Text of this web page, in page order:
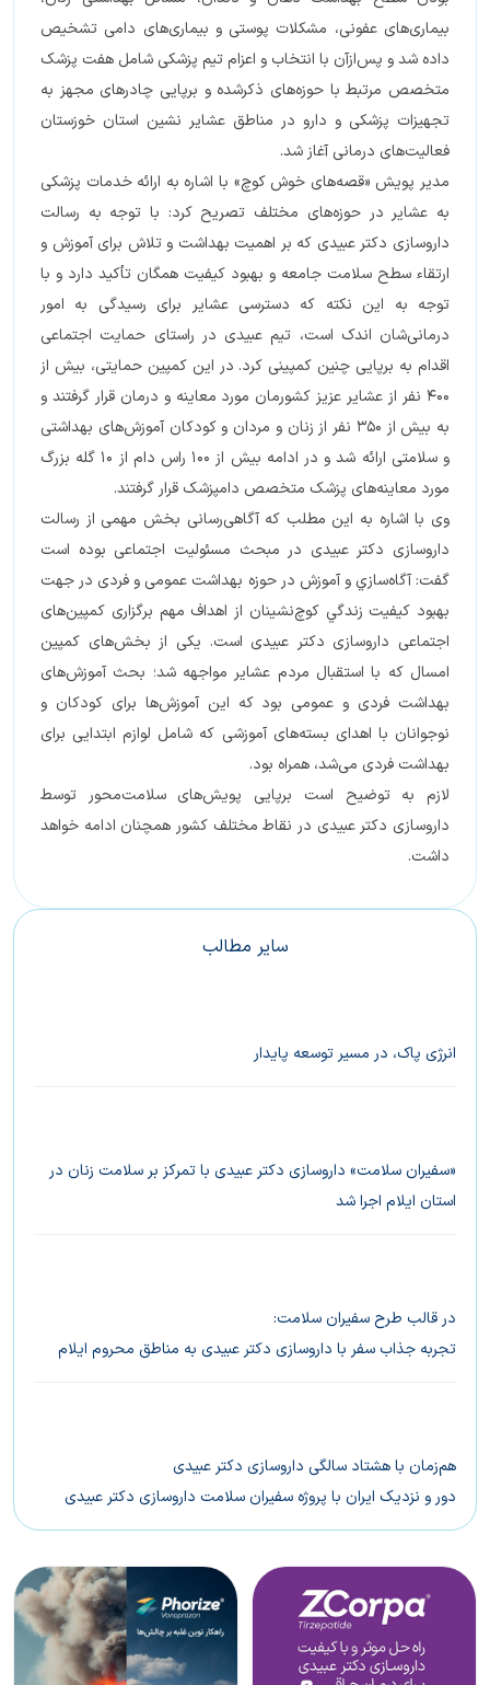
بیماری‌های عفونی، مشکلات پوستی و بیماری‌های دامی تشخیص
داده شد و پس‌ازآن با انتخاب و اعزام تیم پزشکی شامل هفت پزشک
متخصص مرتبط با حوزه‌های ذکرشده و برپایی چادرهای مجهز به
تجهیزات پزشکی و دارو در مناطق عشایر نشین استان خوزستان
فعالیت‌های درمانی آغاز شد.
مدير پویش «قصه‌های خوش كوچ» با اشاره به ارائه خدمات پزشكی
به عشاير در حوزه‌های مختلف تصريح كرد: با توجه به رسالت
داروسازی دكتر عبيدی که بر اهمیت بهداشت و تلاش برای آموزش و
ارتقاء سطح سلامت جامعه و بهبود کیفیت همگان تأکید دارد و با
توجه به این نکته که دسترسی عشایر برای رسیدگی به امور
درمانی‌شان اندک است، تیم عبیدی در راستای حمایت اجتماعی
اقدام به برپایی چنین کمپینی کرد. در این کمپین حمايتی، بيش از
400 نفر از عشاير عزیز کشورمان مورد معاينه و درمان قرار گرفتند و
به بيش از 350 نفر از زنان و مردان و كودكان آموزش‌های بهداشتی
و سلامتی ارائه شد و در ادامه بيش از 100 راس دام از 10 گله بزرگ
مورد معاينه‌های پزشك متخصص دامپزشک قرار گرفتند.
وی با اشاره به این مطلب که آگاهی‌رسانی بخش مهمی از رسالت
داروسازی دکتر عبیدی در مبحث مسئولیت اجتماعی بوده است
گفت: آگاه‌سازي و آموزش در حوزه بهداشت عمومی و فردی در جهت
بهبود كيفيت زندگي كوچ‌نشينان از اهداف مهم برگزاری كمپين‌های
اجتماعی داروسازی دكتر عبيدی است. یکی از بخش‌های کمپین
امسال که با استقبال مردم عشایر مواجهه شد؛ بحث آموزش‌های
بهداشت فردی و عمومی بود که این آموزش‌ها برای کودکان و
نوجوانان با اهدای بسته‌های آموزشی که شامل لوازم ابتدایی برای
بهداشت فردی می‌شد، همراه بود.
لازم به توضیح است برپایی پویش‌های سلامت‌محور توسط
داروسازی دکتر عبیدی در نقاط مختلف کشور همچنان ادامه خواهد
داشت.
سایر مطالب
انرژی پاک، در مسیر توسعه پایدار
«سفیران سلامت» داروسازی دکتر عبیدی با تمرکز بر سلامت زنان در
استان ایلام اجرا شد
در قالب طرح سفیران سلامت:
تجربه جذاب سفر با داروسازی دکتر عبیدی به مناطق محروم ایلام
هم‌‌زمان با هشتاد سالگی داروسازی دکتر عبیدی
دور و نزدیک ایران با پروژه سفیران سلامت داروسازی دکتر عبیدی